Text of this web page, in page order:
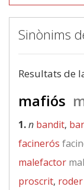
Sinònims
Resultats de
mafiós
1.n bandit,
facinerós
malefactor
proscrit, roder